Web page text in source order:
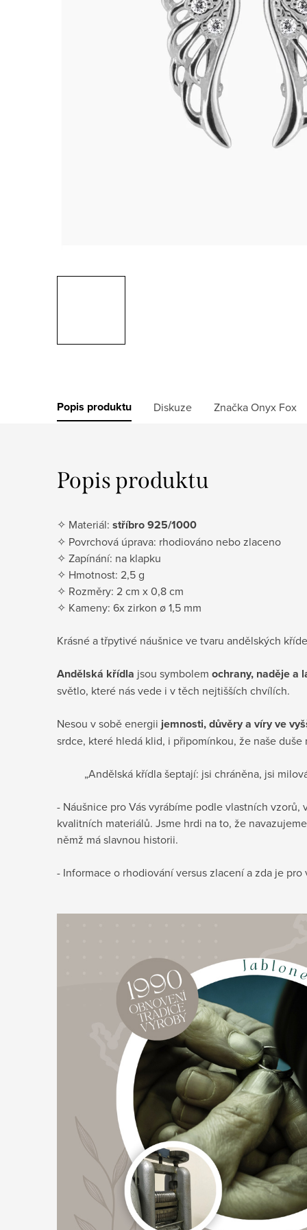
Popis produktu Diskuze ZnačkaOnyx Fox
Popis produktu
✧ Materiál: stříbro 925/1000
✧ Povrchová úprava: rhodiováno nebo zlaceno
✧ Zapínání: na klapku
✧ Hmotnost: 2,5 g
✧ Rozměry: 2 cm x 0,8 cm
✧ Kameny: 6x zirkon ø 1,5 mm
Krásné a třpytivé náušnice ve tvaru andělských
Andělská křídla jsou symbolem ochrany, naděje a
světlo, které nás vede i v těch nejtišších chvílích.
Nesou v sobě energii jemnosti, důvěry a víry ve
srdce, které hledá klid, i připomínkou, že naše
„Andělská křídla šeptají: jsi chráněna, jsi
- Náušnice pro Vás vyrábíme podle vlastních
kvalitních materiálů. Jsme hrdi na to, že
němž má slavnou historii.
- Informace o rhodiování versus zlacení a zda je